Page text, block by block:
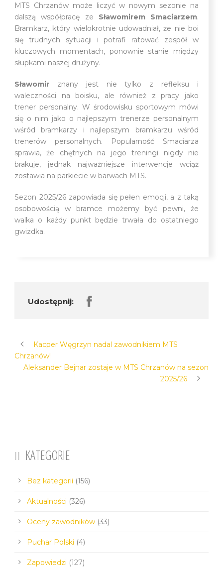
MTS Chrzanów może liczyć w nowym sezonie na
dalszą współpracę ze Sławomirem Smaciarzem.
Bramkarz, który wielokrotnie udowadniał, że nie boi
się trudnych sytuacji i potrafi ratować zespół w
kluczowych momentach, ponownie stanie między
słupkami naszej drużyny.
Sławomir znany jest nie tylko z refleksu i
waleczności na boisku, ale również z pracy jako
trener personalny. W środowisku sportowym mówi
się o nim jako o najlepszym trenerze personalnym
wśród bramkarzy i najlepszym bramkarzu wśród
trenerów personalnych. Popularność Smaciarza
sprawia, że chętnych na jego treningi nigdy nie
brakuje, jednak najważniejsze interwencje wciąż
zostawia na parkiecie w barwach MTS.
Sezon 2025/26 zapowiada się pełen emocji, a z taką
osobowością w bramce możemy być pewni, że
walka o każdy punkt będzie trwała do ostatniego
gwizdka.
Udostępnij:
Kacper Węgrzyn nadal zawodnikiem MTS
Chrzanów!
Aleksander Bejnar zostaje w MTS Chrzanów na sezon
2025/26
KATEGORIE
Bez kategorii (156)
Aktualności (326)
Oceny zawodników (33)
Puchar Polski (4)
Zapowiedzi (127)